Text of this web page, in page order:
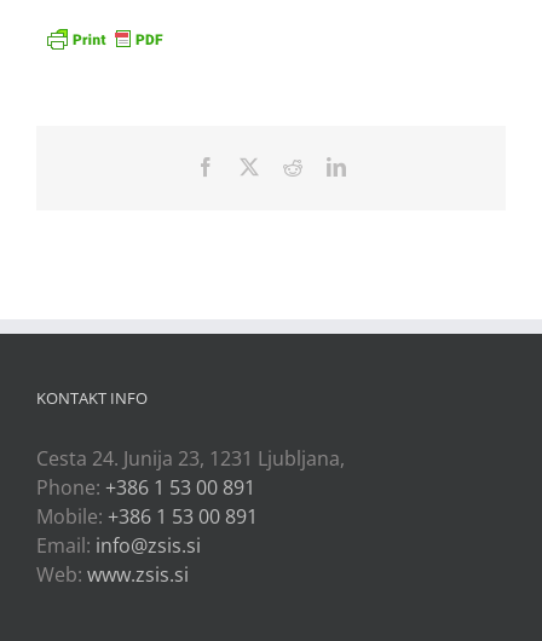
Facebook RedditLinkedIn
KONTAKT INFO
Cesta 24. Junija 23, 1231 Ljubljana,
Phone: +386 1 53 00 891
Mobile: +386 1 53 00 891
Email: info@zsis.si
Web: www.zsis.si